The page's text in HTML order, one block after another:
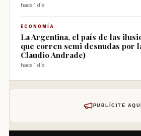
hace 1 día
ECONOMÍA
La Argentina, el país de las
que corren semi desnudas por
Claudio Andrade)
hace 1 día
PUBLÍCITE AQUÍ